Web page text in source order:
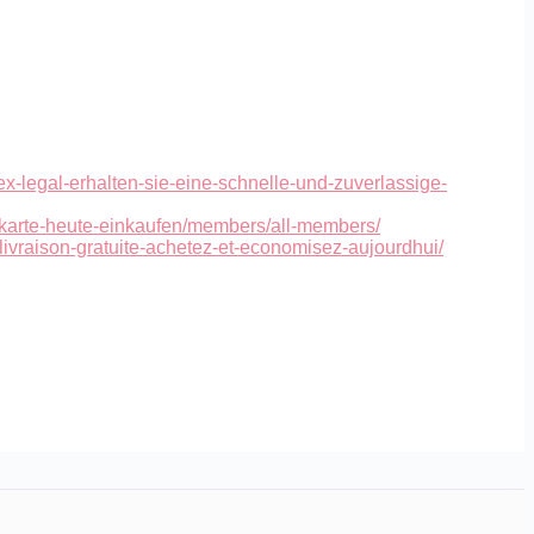
legal-erhalten-sie-eine-schnelle-und-zuverlassige-
heute-einkaufen/members/all-members/
gratuite-achetez-et-economisez-aujourdhui/